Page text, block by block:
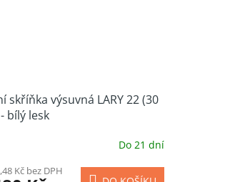
skříňka výsuvná LARY 22 (30
bílý lesk
Do 21 dní
Kč bez DPH